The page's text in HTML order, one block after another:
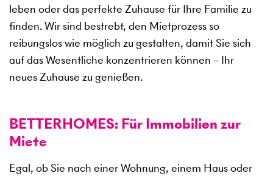
leben oder das perfekte Zuhause für Ihre Familie zu
finden. Wir sind bestrebt, den Mietprozess so
reibungslos wie möglich zu gestalten, damit Sie sich
auf das Wesentliche konzentrieren können – Ihr
neues Zuhause zu genießen.
BETTERHOMES: Für Immobilien zur
Miete
Egal, ob Sie nach einer Wohnung, einem Haus oder